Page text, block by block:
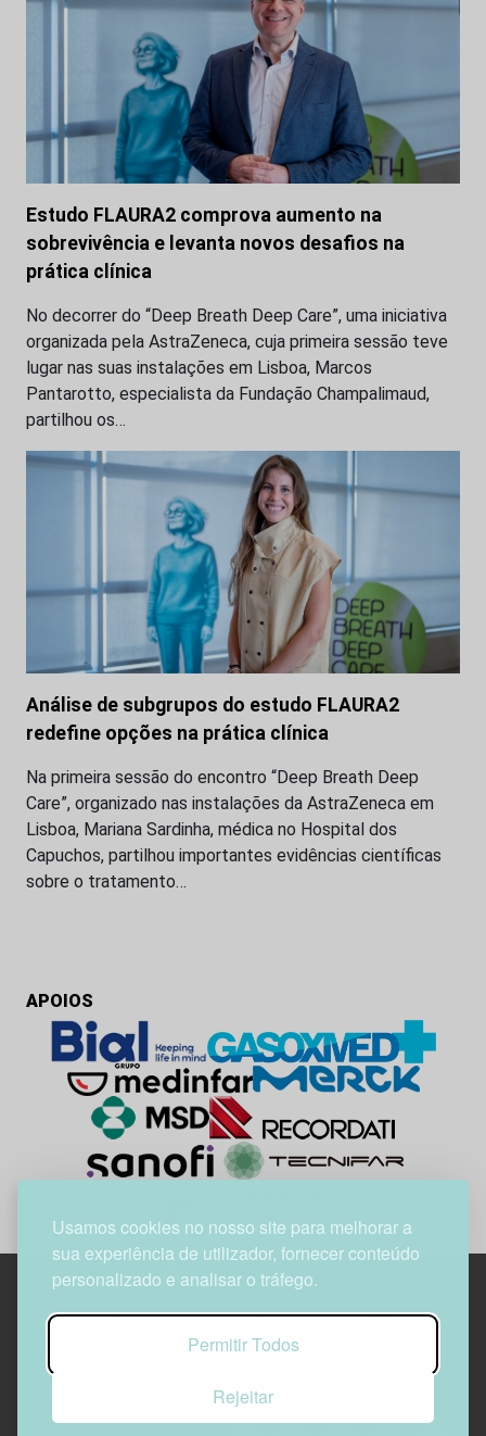
Usamos cookies no nosso site para melhorar a
sua experiência de utilizador, fornecer conteúdo
personalizado e analisar o tráfego.
Permitir Todos
Rejeitar
Estudo FLAURA2 comprova aumento na
sobrevivência e levanta novos desafios na
prática clínica
No decorrer do “Deep Breath Deep Care”, uma iniciativa
organizada pela AstraZeneca, cuja primeira sessão teve
lugar nas suas instalações em Lisboa, Marcos
Pantarotto, especialista da Fundação Champalimaud,
partilhou os…
Análise de subgrupos do estudo FLAURA2
redefine opções na prática clínica
Na primeira sessão do encontro “Deep Breath Deep
Care”, organizado nas instalações da AstraZeneca em
Lisboa, Mariana Sardinha, médica no Hospital dos
Capuchos, partilhou importantes evidências científicas
sobre o tratamento…
APOIOS
Edif. Lisboa Oriente | Av. Infante D. Henrique, n.º 333H, esc.
1800-282 Lisboa | Portugal